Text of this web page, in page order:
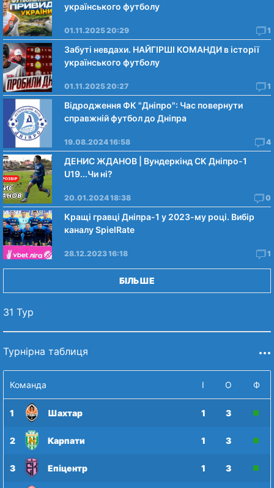
українського футболу
01.11.2025 20:29 1
Забуті невдахи. НАЙГІРШІ КОМАНДИ в історії
українського футболу
01.11.2025 20:27 1
Відродження ФК "Дніпро": Час повернути
справжній футбол до Дніпра
19.08.2024 16:58 4
ДЕНИС ЖДАНОВ | Вундеркінд СК Дніпро-1
U19...Чи нi?
20.01.2024 18:38 0
Кращі гравці Дніпра-1 у 2023-му році. Вибiр
каналу SpielRate
28.12.2023 16:18 1
БІЛЬШЕ
31 Тур
Турнірна таблиця
Команда І О Ф
1 Шахтар 1 3
2 Карпати 1 3
3 Епіцентр 1 3